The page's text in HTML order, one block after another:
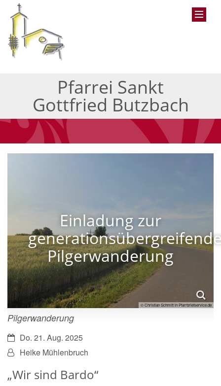
Pfarrei Sankt
Gottfried Butzbach
Einladung zur
Pilgerwanderung
© Christian Schmitt in Pfarrbriefservice.de
Pilgerwanderung
Datum:Do. 21. Aug. 2025
Von:Heike Mühlenbruch
„Wir sind Bardo“